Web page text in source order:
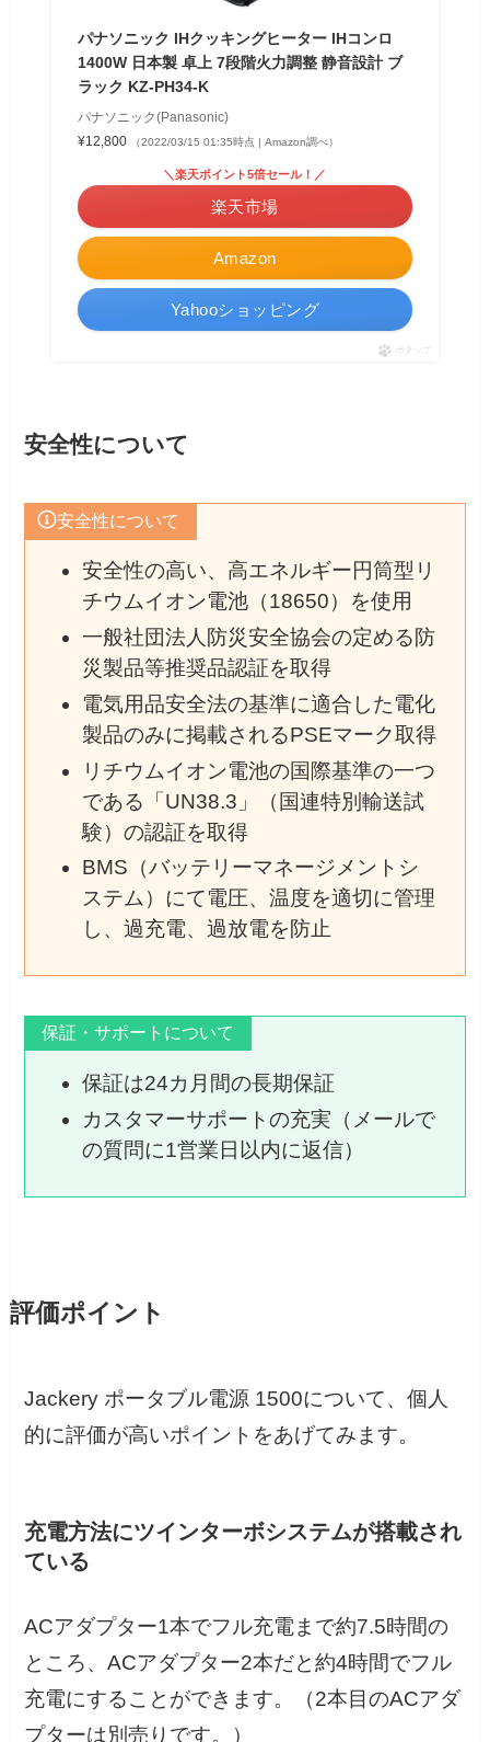
パナソニック IHクッキングヒーター IHコンロ
1400W 日本製 卓上 7段階火力調整 静音設計 ブ
ラック KZ-PH34-K
パナソニック(Panasonic)
¥12,800
（2022/03/15 01:35時点 | Amazon調べ）
Amazon
＼楽天ポイント5倍セール！／
楽天市場
Yahooショッピング
ポチップ
安全性について
安全性について
安全性の高い、高エネルギー円筒型リ
チウムイオン電池（18650）を使用
一般社団法人防災安全協会の定める防
災製品等推奨品認証を取得
電気用品安全法の基準に適合した電化
製品のみに掲載されるPSEマーク取得
リチウムイオン電池の国際基準の一つ
である「UN38.3」（国連特別輸送試
験）の認証を取得
BMS（バッテリーマネージメントシ
ステム）にて電圧、温度を適切に管理
し、過充電、過放電を防止
保証・サポートについて
保証は24カ月間の長期保証
カスタマーサポートの充実（メールで
の質問に1営業日以内に返信）
評価ポイント
Jackery ポータブル電源 1500について、個人
的に評価が高いポイントをあげてみます。
充電方法にツインターボシステムが搭載され
ている
ACアダプター1本でフル充電まで約7.5時間の
ところ、ACアダプター2本だと約4時間でフル
充電にすることができます。（2本目のACアダ
プターは別売りです。）